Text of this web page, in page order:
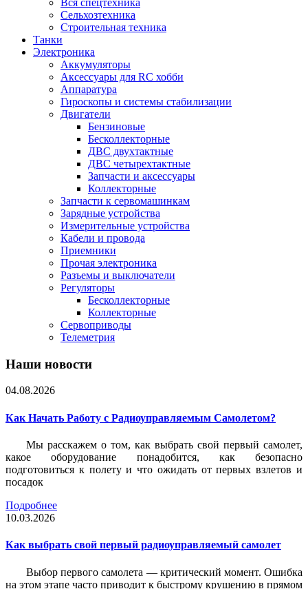
Вся спецтехника
Сельхозтехника
Строительная техника
Танки
Электроника
Аккумуляторы
Аксессуары для RC хобби
Аппаратура
Гироскопы и системы стабилизации
Двигатели
Бензиновые
Бесколлекторные
ДВС двухтактные
ДВС четырехтактные
Запчасти и аксессуары
Коллекторные
Запчасти к сервомашинкам
Зарядные устройства
Измерительные устройства
Кабели и провода
Приемники
Прочая электроника
Разъемы и выключатели
Регуляторы
Бесколлекторные
Коллекторные
Сервоприводы
Телеметрия
Наши новости
04.08.2026
Как Начать Работу с Радиоуправляемым Самолетом?
Мы расскажем о том, как выбрать свой первый самолет,
какое оборудование понадобится, как безопасно
подготовиться к полету и что ожидать от первых взлетов и
посадок
Подробнее
10.03.2026
Как выбрать свой первый радиоуправляемый самолет
Выбор первого самолета — критический момент. Ошибка
на этом этапе часто приводит к быстрому крушению в прямом